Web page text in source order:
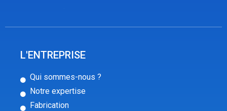
L'ENTREPRISE
Qui sommes-nous ?
Notre expertise
Fabrication